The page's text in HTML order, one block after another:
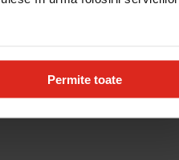
Permite toate